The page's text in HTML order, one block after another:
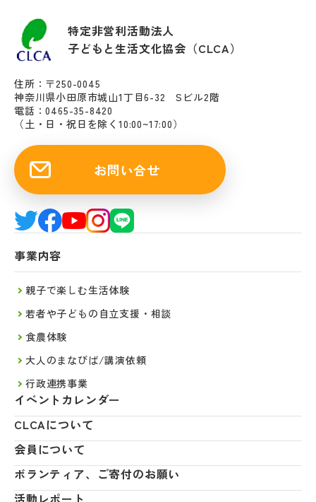
特定非営利活動法人
子どもと生活文化協会（CLCA）
住所：〒250-0045
神奈川県小田原市城山1丁目6-32 Sビル2階
電話：0465-35-8420
（土・日・祝日を除く10:00~17:00）
お問い合せ
事業内容
親子で楽しむ生活体験
若者や子どもの自立支援・相談
食農体験
大人のまなびば/講演依頼
行政連携事業
イベントカレンダー
CLCAについて
会員について
ボランティア、ご寄付のお願い
活動レポート